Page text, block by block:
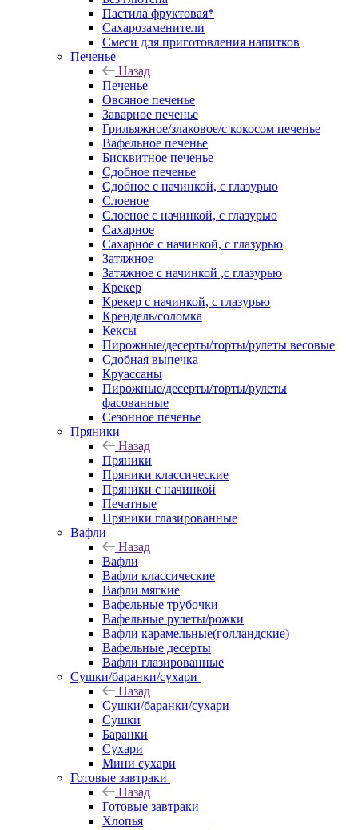
Пастила фруктовая*
Сахарозаменители
Смеси для приготовления напитков
Печенье
Назад
Печенье
Овсяное печенье
Заварное печенье
Грильяжное/злаковое/с кокосом печенье
Вафельное печенье
Бисквитное печенье
Сдобное печенье
Сдобное с начинкой, с глазурью
Слоеное
Слоеное с начинкой, с глазурью
Сахарное
Сахарное с начинкой, с глазурью
Затяжное
Затяжное с начинкой ,с глазурью
Крекер
Крекер с начинкой, с глазурью
Крендель/соломка
Кексы
Пирожные/десерты/торты/рулеты весовые
Сдобная выпечка
Круассаны
Пирожные/десерты/торты/рулеты
фасованные
Сезонное печенье
Пряники
Назад
Пряники
Пряники классические
Пряники с начинкой
Печатные
Пряники глазированные
Вафли
Назад
Вафли
Вафли классические
Вафли мягкие
Вафельные трубочки
Вафельные рулеты/рожки
Вафли карамельные(голландские)
Вафельные десерты
Вафли глазированные
Сушки/баранки/сухари
Назад
Сушки/баранки/сухари
Сушки
Баранки
Сухари
Мини сухари
Готовые завтраки
Назад
Готовые завтраки
Хлопья